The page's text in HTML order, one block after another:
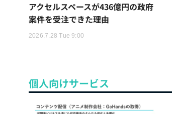
アクセルスペースが436億円の政府
案件を受注できた理由
2026.7.28 Tue 9:00
個人向けサービス